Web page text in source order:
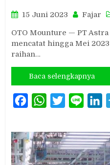
15 Juni 2023 Fajar
OTO Mounture — PT
mencatat hingga Mei
raihan…
Baca selengkapnya
FacebookWhatsAppTwitterLine